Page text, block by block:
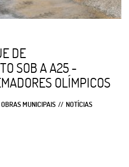
DE
SOB A A25 -
OLÍMPICOS
MUNICIPAIS NOTÍCIAS